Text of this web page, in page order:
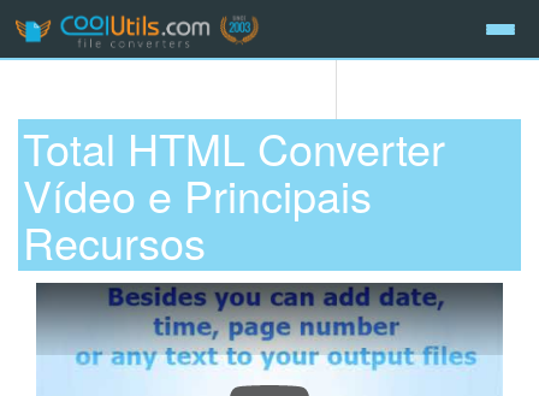
Total HTML Converter
Vídeo e Principais
Recursos